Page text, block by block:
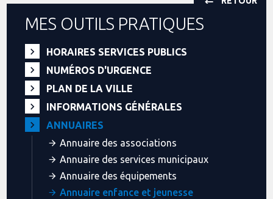
MES OUTILS PRATIQUES
HORAIRES SERVICES PUBLICS
NUMÉROS D'URGENCE
PLAN DE LA VILLE
INFORMATIONS GÉNÉRALES
ANNUAIRES
Annuaire des associations
Annuaire des services municipaux
Annuaire des équipements
Annuaire enfance et jeunesse